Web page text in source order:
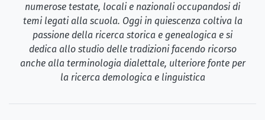
numerose testate, locali e nazionali occupandosi di
temi legati alla scuola. Oggi in quiescenza coltiva la
passione della ricerca storica e genealogica e si
dedica allo studio delle tradizioni facendo ricorso
anche alla terminologia dialettale, ulteriore fonte per
la ricerca demologica e linguistica